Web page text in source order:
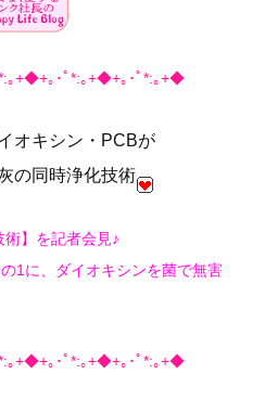
｡+◆+｡･ﾟ*:｡+◆+｡･ﾟ*:｡+◆
オキシン・PCBが
の同時浄化技術
】を記者会見♪
1に、ダイオキシンを菌で無害
｡+◆+｡･ﾟ*:｡+◆+｡･ﾟ*:｡+◆